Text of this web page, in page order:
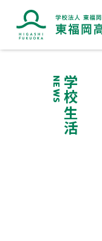
ブ
学校生活
NEWS